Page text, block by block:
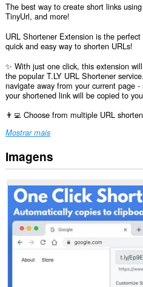
The best way to create short links
TinyUrl, and more!
URL Shortener Extension is the
quick and easy way to shorten URLs!
✨ With just one click, this extension
the popular T.LY URL Shortener
navigate away from your current page
your shortened link will be copied to
👨‍💻 Choose from multiple URL
Mostrar mais
Imagens